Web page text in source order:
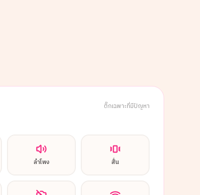
ติ๊กเฉพาะที่มีปัญหา
ลำโพง สั่น